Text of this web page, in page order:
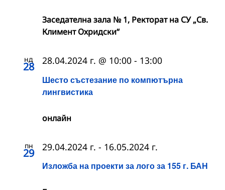
Заседателна зала № 1, Ректорат на СУ „Св.
Климент Охридски“
нд
28
Шесто състезание по компютърна
лингвистика
28.04.2024 г. @ 10:00 - 13:00
онлайн
пн
29
Изложба на проекти за лого за 155 г. БАН
29.04.2024 г. - 16.05.2024 г.